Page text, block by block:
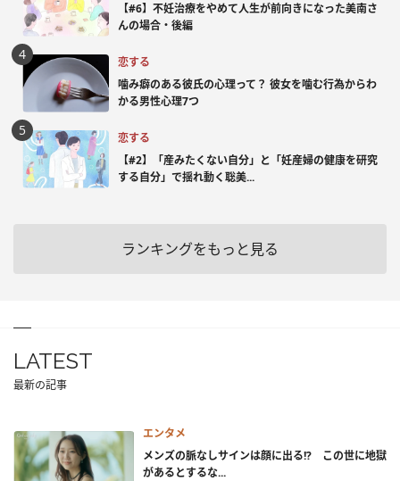
【#6】不妊治療をやめて人生が前向きになった美南さ
んの場合・後編
恋する
噛み癖のある彼氏の心理って？ 彼女を噛む行為からわ
かる男性心理7つ
恋する
【#2】「産みたくない自分」と「妊産婦の健康を研究
する自分」で揺れ動く聡美...
ランキングをもっと見る
LATEST
最新の記事
エンタメ
メンズの脈なしサインは顔に出る!? この世に地獄
があるとするな...